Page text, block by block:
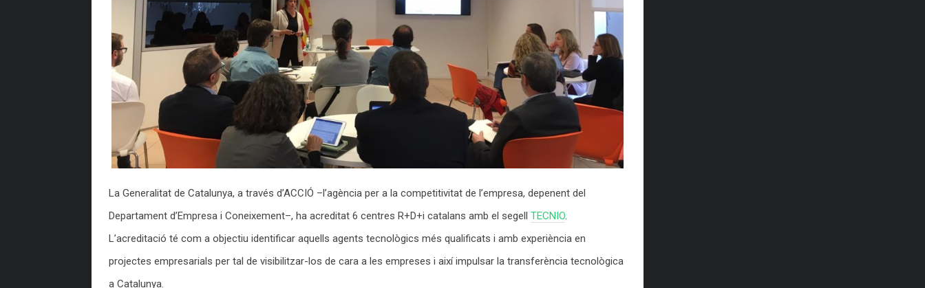
La Generalitat de Catalunya, a través d’ACCIÓ –l’agència per a la competitivitat de l’empresa, depenent del
Departament d’Empresa i Coneixement–, ha acreditat 6 centres R+D+i catalans amb el segell TECNIO.
L’acreditació té com a objectiu identificar aquells agents tecnològics més qualificats i amb experiència en
projectes empresarials per tal de visibilitzar-los de cara a les empreses i així impulsar la transferència tecnològica
a Catalunya.